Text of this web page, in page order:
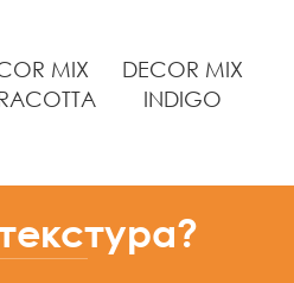
MIX
DECOR MIX
INDIGO